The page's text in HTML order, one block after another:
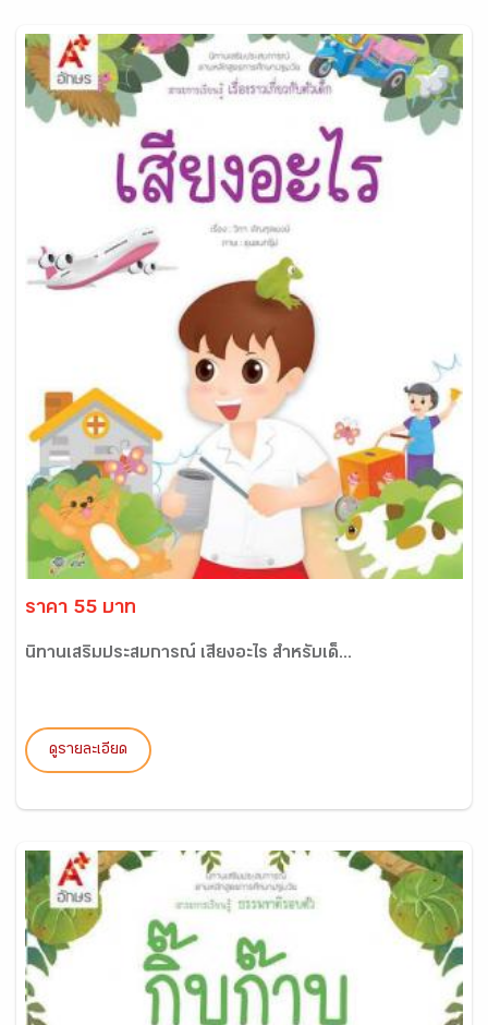
ราคา 55 บาท
นิทานเสริมประสบการณ์ เสียงอะไร สำหรับเด็...
ดูรายละเอียด